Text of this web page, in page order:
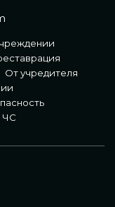
От учредителя
ЧС